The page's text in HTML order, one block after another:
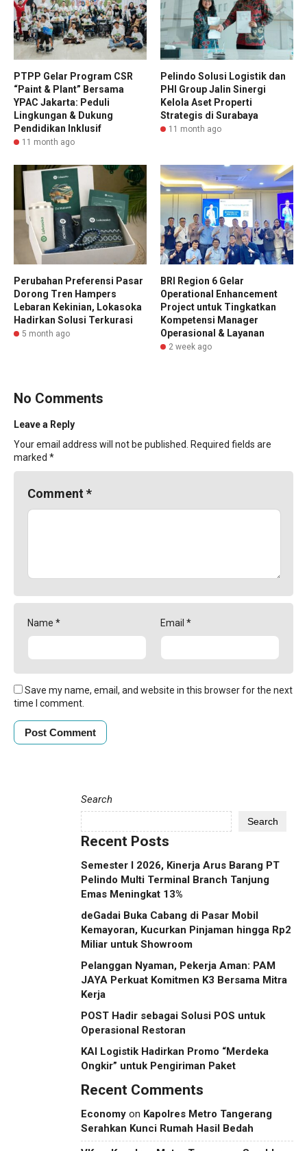
PTPP Gelar Program CSR
“Paint & Plant” Bersama
YPAC Jakarta: Peduli
Lingkungan & Dukung
Pendidikan Inklusif
11 month ago
Pelindo Solusi Logistik dan
PHI Group Jalin Sinergi
Kelola Aset Properti
Strategis di Surabaya
11 month ago
Perubahan Preferensi Pasar
Dorong Tren Hampers
Lebaran Kekinian, Lokasoka
Hadirkan Solusi Terkurasi
5 month ago
BRI Region 6 Gelar
Operational Enhancement
Project untuk Tingkatkan
Kompetensi Manager
Operasional & Layanan
2 week ago
No Comments
Leave a Reply
Your email address will not be published.
Required fields are
marked *
Comment *
Name * Email *
Save my name, email, and website in this browser for the next
time I comment.
Search
Search
Recent Posts
Semester I 2026, Kinerja Arus Barang PT
Pelindo Multi Terminal Branch Tanjung
Emas Meningkat 13%
deGadai Buka Cabang di Pasar Mobil
Kemayoran, Kucurkan Pinjaman hingga Rp2
Miliar untuk Showroom
Pelanggan Nyaman, Pekerja Aman: PAM
JAYA Perkuat Komitmen K3 Bersama Mitra
Kerja
POST Hadir sebagai Solusi POS untuk
Operasional Restoran
KAI Logistik Hadirkan Promo “Merdeka
Ongkir” untuk Pengiriman Paket
Recent Comments
Economy on Kapolres Metro Tangerang
Serahkan Kunci Rumah Hasil Bedah